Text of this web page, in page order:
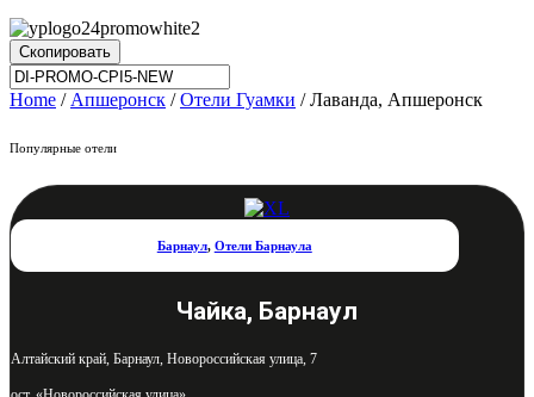
Скопировать
Home / Апшеронск /Отели Гуамки / Лаванда, Апшеронск
Популярные отели
Барнаул, Отели Барнаула
Чайка, Барнаул
Алтайский край, Барнаул, Новороссийская улица, 7